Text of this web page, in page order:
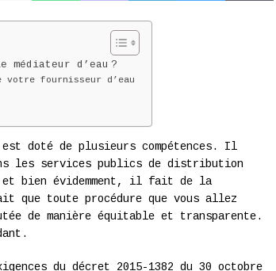
d’eau ?
votre fournisseur d’eau
doté de plusieurs compétences. Il
les services publics de distribution
et bien évidemment, il fait de la
que toute procédure que vous allez
de manière équitable et transparente.
du décret 2015-1382 du 30 octobre